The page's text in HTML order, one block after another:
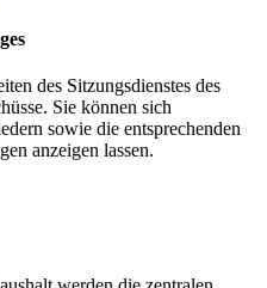
des Sitzungsdienstes des
Sie können sich
sowie die entsprechenden
anzeigen lassen.